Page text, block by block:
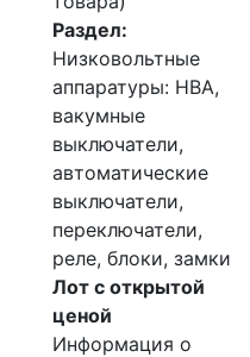
Раздел:
Низковольтные
аппаратуры: НВА,
вакумные
выключатели,
автоматические
выключатели,
переключатели,
реле, блоки, замки
Лот с открытой
ценой
Информация о